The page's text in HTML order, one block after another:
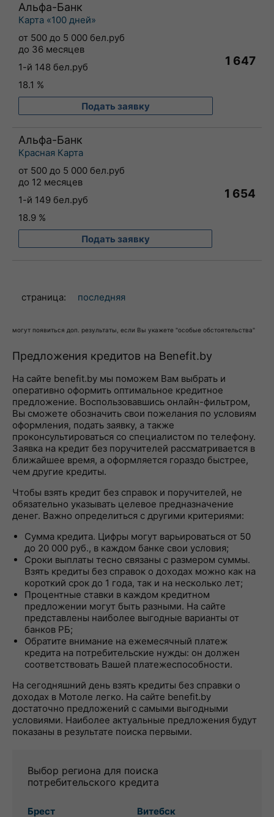
Альфа-Банк
Карта «100 дней»
от 500 до 5 000 бел.руб
до 36 месяцев
1-й 148 бел.руб
18.1 %
Подать заявку
1 647
Альфа-Банк
Красная Карта
от 500 до 5 000 бел.руб
до 12 месяцев
1-й 149 бел.руб
18.9 %
Подать заявку
1 654
страница: последняя
могут появиться доп. результаты, если Вы укажете "особые обстоятельства"
Предложения кредитов на Benefit.by
На сайте benefit.by мы поможем Вам выбрать и
оперативно оформить оптимальное кредитное
предложение. Воспользовавшись онлайн-фильтром,
Вы сможете обозначить свои пожелания по условиям
оформления, подать заявку, а также
проконсультироваться со специалистом по телефону.
Заявка на кредит без поручителей рассматривается в
ближайшее время, а оформляется гораздо быстрее,
чем другие кредиты.
Чтобы взять кредит без справок и поручителей, не
обязательно указывать целевое предназначение
денег. Важно определиться с другими критериями:
Сумма кредита. Цифры могут варьироваться от 50
до 20 000 руб., в каждом банке свои условия;
Сроки выплаты тесно связаны с размером суммы.
Взять кредиты без справок о доходах можно как на
короткий срок до 1 года, так и на несколько лет;
Процентные ставки в каждом кредитном
предложении могут быть разными. На сайте
представлены наиболее выгодные варианты от
банков РБ;
Обратите внимание на ежемесячный платеж
кредита на потребительские нужды: он должен
соответствовать Вашей платежеспособности.
На сегодняшний день взять кредиты без справки о
доходах в Мотоле легко. На сайте benefit.by
достаточно предложений с самыми выгодными
условиями. Наиболее актуальные предложения будут
показаны в результате поиска первыми.
Выбор региона для поиска
потребительского кредита
Брест Витебск